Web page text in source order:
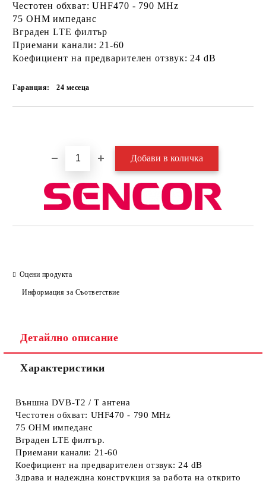
Честотен обхват: UHF470 - 790 MHz
75 OHM импеданс
Вграден LTE филтър
Приемани канали: 21-60
Коефициент на предварителен отзвук: 24 dB
Гаранция: 24 месеца
Оцени продукта
Информация за Съответствие
Детайлно описание
Характеристики
Външна DVB-T2 / T антена
Честотен обхват: UHF470 - 790 MHz
75 OHM импеданс
Вграден LTE филтър.
Приемани канали: 21-60
Коефициент на предварителен отзвук: 24 dB
Здрава и надеждна конструкция за работа на открито